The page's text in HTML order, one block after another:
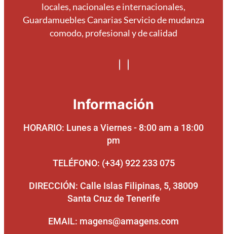
locales, nacionales e internacionales,
Guardamuebles Canarias Servicio de mudanza
comodo, profesional y de calidad
Información
HORARIO: Lunes a Viernes - 8:00 am a 18:00
pm
TELÉFONO: (+34) 922 233 075
DIRECCIÓN: Calle Islas Filipinas, 5, 38009
Santa Cruz de Tenerife
EMAIL: magens@amagens.com